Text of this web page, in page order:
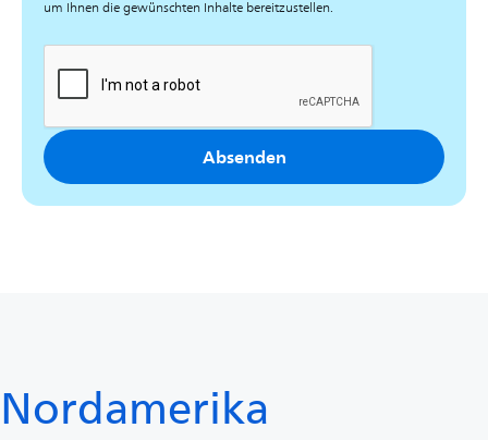
um Ihnen die gewünschten Inhalte bereitzustellen.
Absenden
Nordamerika